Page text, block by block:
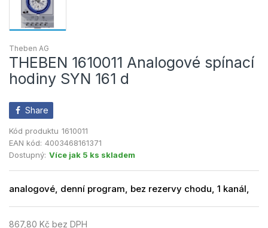
Theben AG
THEBEN 1610011 Analogové spínací
hodiny SYN 161 d
Share
Kód produktu 1610011
EAN kód: 4003468161371
Dostupný: Více jak 5 ks skladem
analogové, denní program, bez rezervy chodu, 1 kanál,
867,80 Kč bez DPH